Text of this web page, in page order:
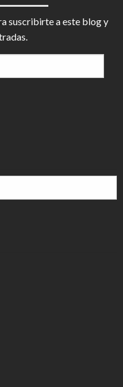
suscribirte a este blog y